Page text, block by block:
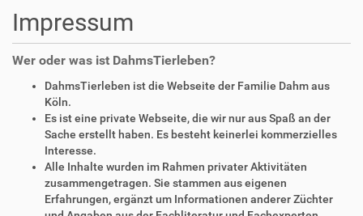
Impressum
Wer oder was ist DahmsTierleben?
DahmsTierleben ist die Webseite der Familie Dahm aus
Köln.
Es ist eine private Webseite, die wir nur aus Spaß an der
Sache erstellt haben. Es besteht keinerlei kommerzielles
Interesse.
Alle Inhalte wurden im Rahmen privater Aktivitäten
zusammengetragen. Sie stammen aus eigenen
Erfahrungen, ergänzt um Informationen anderer Züchter